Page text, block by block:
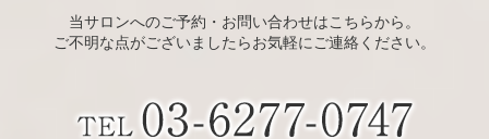
当サロンへのご予約・お問い合わせはこちらから。
ご不明な点がございましたらお気軽にご連絡ください。